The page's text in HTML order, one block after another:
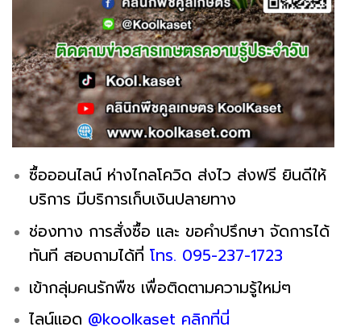
ซื้อออนไลน์ ห่างไกลโควิด ส่งไว ส่งฟรี ยินดีให้
บริการ มีบริการเก็บเงินปลายทาง
ช่องทาง การสั่งซื้อ และ ขอคำปรึกษา จัดการได้
ทันที สอบถามได้ที่ โทร. 095-237-1723
เข้ากลุ่มคนรักพืช เพื่อติดตามความรู้ใหม่ๆ
ไลน์แอด @koolkaset คลิกที่นี่